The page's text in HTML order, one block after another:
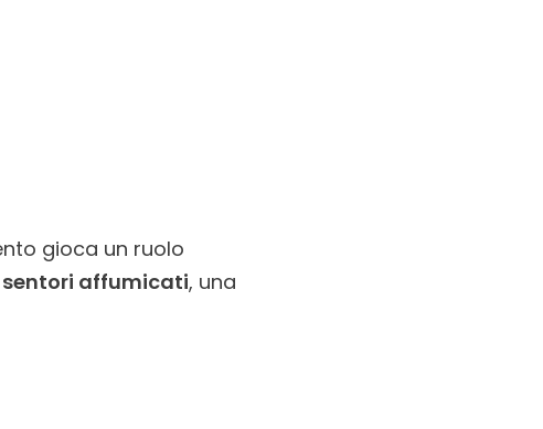
gioca un ruolo
sentori affumicati, una